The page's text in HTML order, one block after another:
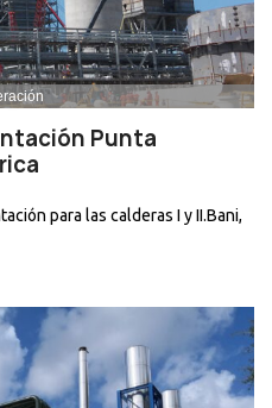
Punta
para las calderas I y II.Bani,